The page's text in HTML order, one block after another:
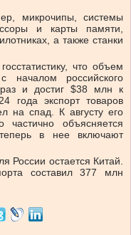
микрочипы, системы
и карты памяти,
а также станки
что объем
началом российского
и достиг $38 млн к
года экспорт товаров
на спад. К августу его
объясняется
в нее включают
России остается Китай.
составил 377 млн